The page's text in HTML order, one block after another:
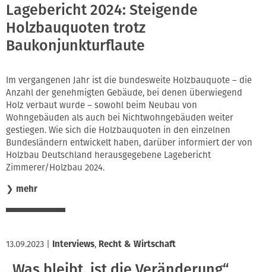
Lagebericht 2024: Steigende
Holzbauquoten trotz
Baukonjunkturflaute
Im vergangenen Jahr ist die bundesweite Holzbauquote – die
Anzahl der genehmigten Gebäude, bei denen überwiegend
Holz verbaut wurde – sowohl beim Neubau von
Wohngebäuden als auch bei Nichtwohngebäuden weiter
gestiegen. Wie sich die Holzbauquoten in den einzelnen
Bundesländern entwickelt haben, darüber informiert der von
Holzbau Deutschland herausgegebene Lagebericht
Zimmerer/Holzbau 2024.
❯ mehr
13.09.2023 Interviews, Recht & Wirtschaft